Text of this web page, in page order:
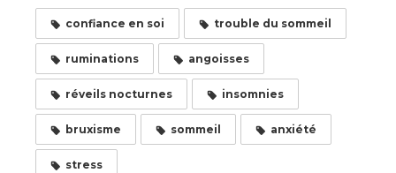
confiance en soi trouble du sommeil
ruminations angoisses
réveils nocturnes insomnies
bruxisme sommeil anxiété
stress